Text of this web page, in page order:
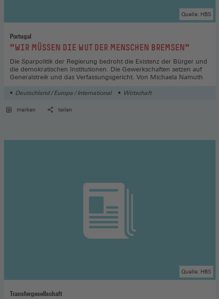
Portugal
:"WIR MÜSSEN DIE WUT DER MENSCHEN BREMSEN"
Quelle: HBS
Die Sparpolitik der Regierung bedroht die Existenz der Bürger und
die demokratischen Institutionen. Die Gewerkschaften setzen auf
Generalstreik und das Verfassungsgericht. Von Michaela Namuth
Deutschland / Europa / International Wirtschaft
merken teilen
Transfergesellschaft
Quelle: HBS